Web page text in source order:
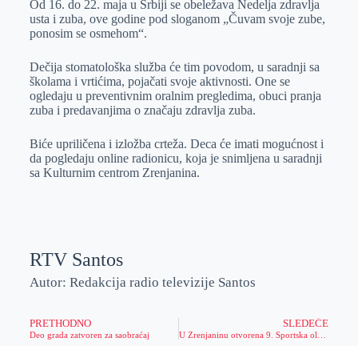
e
r
I
n
s
A
p
a
i
Od 16. do 22. maja u Srbiji se obeležava Nedelja zdravlja
usta i zuba, ove godine pod sloganom „Čuvam svoje zube,
ponosim se osmehom“.
Dečija stomatološka služba će tim povodom, u saradnji sa
školama i vrtićima, pojačati svoje aktivnosti. One se
ogledaju u preventivnim oralnim pregledima, obuci pranja
zuba i predavanjima o značaju zdravlja zuba.
Biće upriličena i izložba crteža. Deca će imati mogućnost i
da pogledaju online radionicu, koja je snimljena u saradnji
sa Kulturnim centrom Zrenjanina.
RTV Santos
Autor: Redakcija radio televizije Santos
PRETHODNO
Deo grada zatvoren za saobraćaj
SLEDEĆE